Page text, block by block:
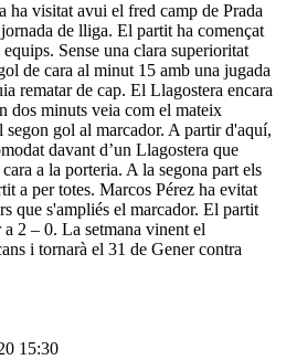
visitat avui el fred camp de Prada
de lliga. El partit ha començat
Sense una clara superioritat
de cara al minut 15 amb una jugada
rematar de cap. El Llagostera encara
dos minuts veia com el mateix
segon gol al marcador. A partir d'aquí,
davant d’un Llagostera que
a la porteria. A la segona part els
a per totes. Marcos Pérez ha evitat
que s'ampliés el marcador. El partit
2 – 0. La setmana vinent el
i tornarà el 31 de Gener contra
15:30